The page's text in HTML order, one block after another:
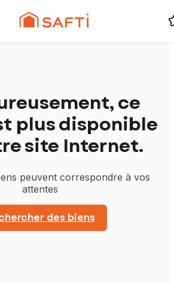
ce
plus disponible
site Internet.
peuvent correspondre à vos
attentes
des biens